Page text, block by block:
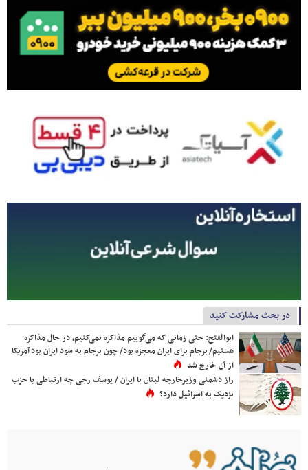
در بحث مشارکت کنید
ابوالفتح: حتی زمانی که می‌گوییم مذاکره نمی‌کنیم، در حال مذاکره
هستیم/ برجام برای ایران معجزه بود/ چون برجام به سود ایران بود آمریکا
از آن خارج شد
راز دشمنی وزیرخارجه لبنان با ایران / یوسف رجی چه ارتباطی با حزب
نزدیک به اسرائیل دارد؟